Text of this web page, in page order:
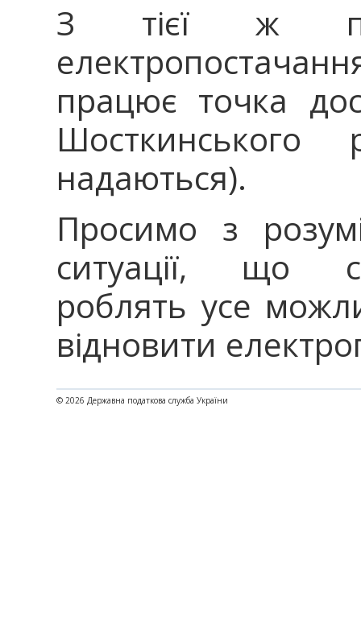
З тієї ж
працює точка
надаються).
Просимо з
ситуації, що
роблять усе
відновити
© 2026 Державна податкова служба України